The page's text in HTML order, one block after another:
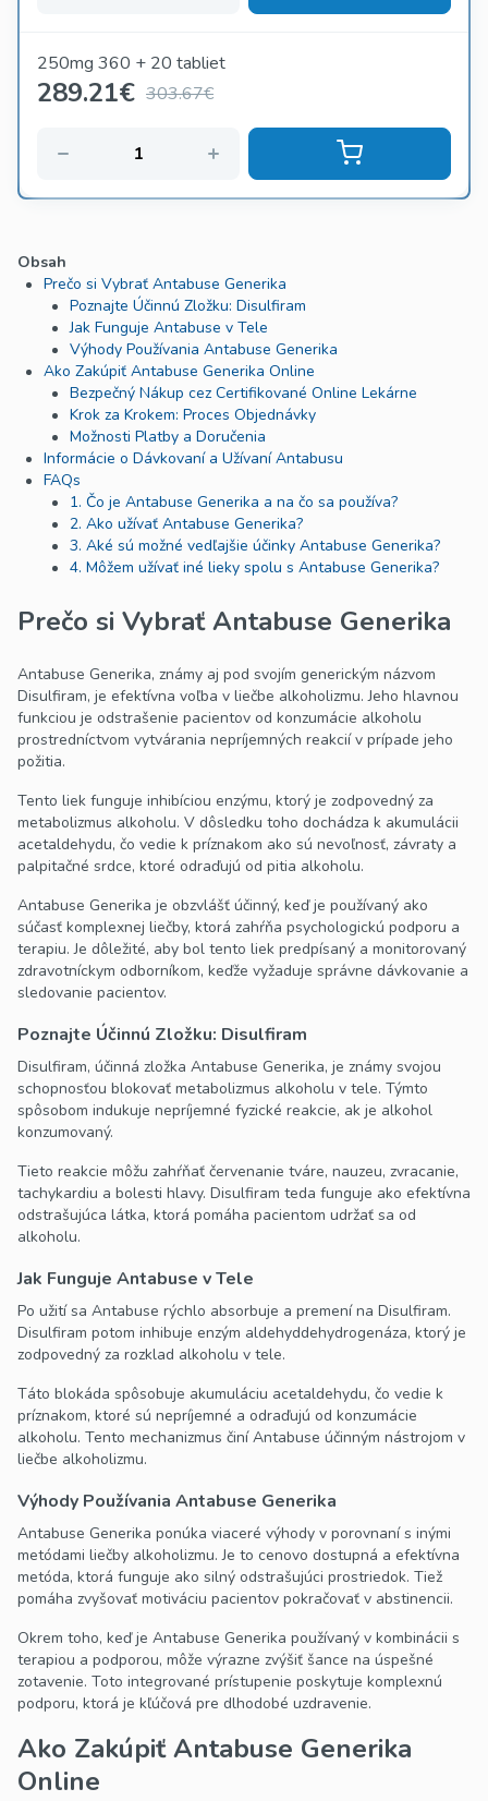
250mg 360 + 20 tabliet
289.21€ 303.67€
Obsah
Prečo si Vybrať Antabuse Generika
Poznajte Účinnú Zložku: Disulfiram
Jak Funguje Antabuse v Tele
Výhody Používania Antabuse Generika
Ako Zakúpiť Antabuse Generika Online
Bezpečný Nákup cez Certifikované Online Lekárne
Krok za Krokem: Proces Objednávky
Možnosti Platby a Doručenia
Informácie o Dávkovaní a Užívaní Antabusu
FAQs
1. Čo je Antabuse Generika a na čo sa používa?
2. Ako užívať Antabuse Generika?
3. Aké sú možné vedľajšie účinky Antabuse Generika?
4. Môžem užívať iné lieky spolu s Antabuse Generika?
Prečo si Vybrať Antabuse Generika
Antabuse Generika, známy aj pod svojím generickým názvom
Disulfiram, je efektívna voľba v liečbe alkoholizmu. Jeho hlavnou
funkciou je odstrašenie pacientov od konzumácie alkoholu
prostredníctvom vytvárania nepríjemných reakcií v prípade jeho
požitia.
Tento liek funguje inhibíciou enzýmu, ktorý je zodpovedný za
metabolizmus alkoholu. V dôsledku toho dochádza k akumulácii
acetaldehydu, čo vedie k príznakom ako sú nevoľnosť, závraty a
palpitačné srdce, ktoré odraďujú od pitia alkoholu.
Antabuse Generika je obzvlášť účinný, keď je používaný ako
súčasť komplexnej liečby, ktorá zahŕňa psychologickú podporu a
terapiu. Je dôležité, aby bol tento liek predpísaný a monitorovaný
zdravotníckym odborníkom, keďže vyžaduje správne dávkovanie a
sledovanie pacientov.
Poznajte Účinnú Zložku: Disulfiram
Disulfiram, účinná zložka Antabuse Generika, je známy svojou
schopnosťou blokovať metabolizmus alkoholu v tele. Týmto
spôsobom indukuje nepríjemné fyzické reakcie, ak je alkohol
konzumovaný.
Tieto reakcie môžu zahŕňať červenanie tváre, nauzeu, zvracanie,
tachykardiu a bolesti hlavy. Disulfiram teda funguje ako efektívna
odstrašujúca látka, ktorá pomáha pacientom udržať sa od
alkoholu.
Jak Funguje Antabuse v Tele
Po užití sa Antabuse rýchlo absorbuje a premení na Disulfiram.
Disulfiram potom inhibuje enzým aldehyddehydrogenáza, ktorý je
zodpovedný za rozklad alkoholu v tele.
Táto blokáda spôsobuje akumuláciu acetaldehydu, čo vedie k
príznakom, ktoré sú nepríjemné a odraďujú od konzumácie
alkoholu. Tento mechanizmus činí Antabuse účinným nástrojom v
liečbe alkoholizmu.
Výhody Používania Antabuse Generika
Antabuse Generika ponúka viaceré výhody v porovnaní s inými
metódami liečby alkoholizmu. Je to cenovo dostupná a efektívna
metóda, ktorá funguje ako silný odstrašujúci prostriedok. Tiež
pomáha zvyšovať motiváciu pacientov pokračovať v abstinencii.
Okrem toho, keď je Antabuse Generika používaný v kombinácii s
terapiou a podporou, môže výrazne zvýšiť šance na úspešné
zotavenie. Toto integrované prístupenie poskytuje komplexnú
podporu, ktorá je kľúčová pre dlhodobé uzdravenie.
Ako Zakúpiť Antabuse Generika
Online